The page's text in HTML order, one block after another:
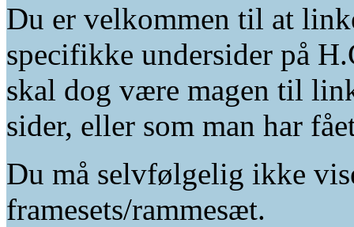
Du er velkommen til at
specifikke undersider på
skal dog være magen til
sider, eller som man har
Du må selvfølgelig ikke
framesets/rammesæt.